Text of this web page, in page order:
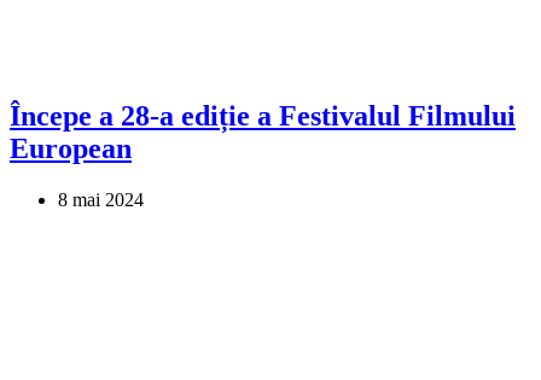
Începe a 28-a ediție a Festivalul Filmului
European
8 mai 2024